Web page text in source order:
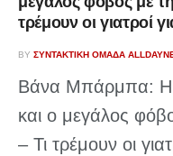
τρέμουν οι γιατροί
BY ΣΥΝΤΑΚΤΙΚΉ ΟΜΆΔΑ
Βάνα Μπάρμπα: Η
και ο μεγάλος
– Τι τρέμουν οι